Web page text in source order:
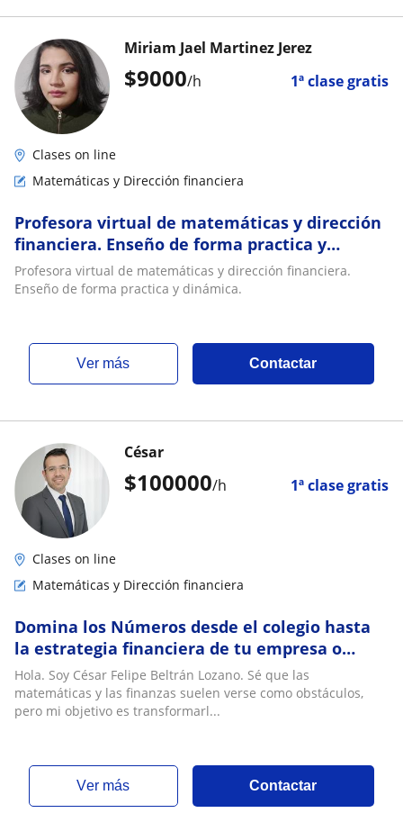
$9000/h 1ª clase gratis
Miriam Jael Martinez Jerez
Clases on line
Matemáticas y Dirección financiera
Profesora virtual de matemáticas y dirección
financiera. Enseño de forma practica y
dinámica
Profesora virtual de matemáticas y dirección financiera.
Enseño de forma practica y dinámica.
ver más Contactar
$100000/h 1ª clase gratis
César
Clases on line
Matemáticas y Dirección financiera
Domina los Números desde el colegio hasta
la estrategia financiera de tu empresa o
negocios
Hola. Soy César Felipe Beltrán Lozano. Sé que las
matemáticas y las finanzas suelen verse como obstáculos,
pero mi objetivo es transformarl...
ver más Contactar